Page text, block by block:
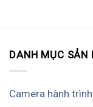
DANH MỤC SẢN
Camera hành